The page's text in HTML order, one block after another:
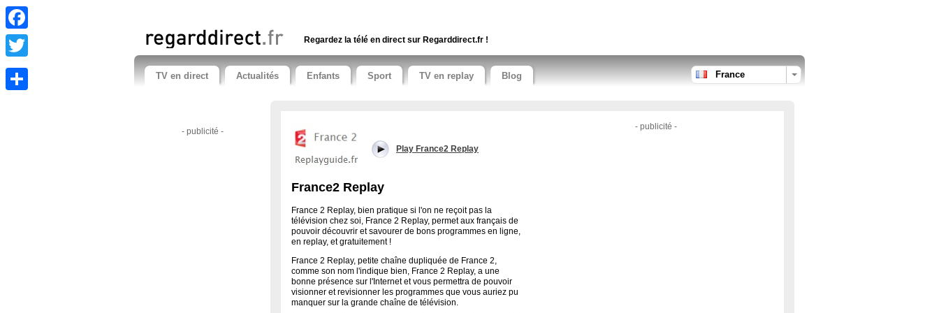
Facebook
Twitter
Regardez la télé en direct sur Regarddirect.fr !
TV en direct Actualités Enfants Sport TV en replay Blog France
- publicité - - publicité -
Play France2 Replay
France2 Replay
France 2 Replay, bien pratique si l'on ne reçoit pas la
télévision chez soi, France 2 Replay, permet aux français de
pouvoir découvrir et savourer de bons programmes en ligne,
en replay, et gratuitement !
France 2 Replay, petite chaîne dupliquée de France 2,
comme son nom l'indique bien, France 2 Replay, a une
bonne présence sur l'Internet et vous permettra de pouvoir
visionner et revisionner les programmes que vous auriez pu
manquer sur la grande chaîne de télévision.